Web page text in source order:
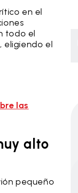
en el
todo el
eligiendo el
las
alto
pequeño